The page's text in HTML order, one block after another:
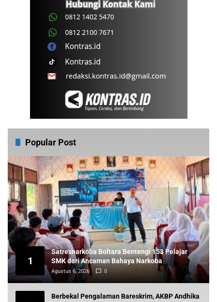
Popular Post
1
Satresnarkoba Boltara Bentengi 153 Pelajar
SMK dari Ancaman Bahaya Narkoba
Agustus 6, 2026 0
Berbekal Pengalaman Bareskrim, AKBP Andhika